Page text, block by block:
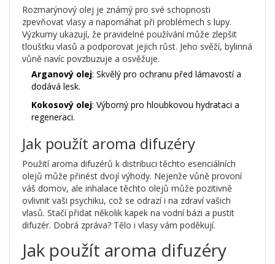
Rozmarýnový olej je známý pro své schopnosti
zpevňovat vlasy a napomáhat při problémech s lupy.
Výzkumy ukazují, že pravidelné používání může zlepšit
tloušťku vlasů a podporovat jejich růst. Jeho svěží, bylinná
vůně navíc povzbuzuje a osvěžuje.
Arganový olej: Skvělý pro ochranu před lámavostí a
dodává lesk.
Kokosový olej: Výborný pro hloubkovou hydrataci a
regeneraci.
Jak použít aroma difuzéry
Použití aroma difuzérů k distribuci těchto esenciálních
olejů může přinést dvojí výhody. Nejenže vůně provoní
váš domov, ale inhalace těchto olejů může pozitivně
ovlivnit vaši psychiku, což se odrazí i na zdraví vašich
vlasů. Stačí přidat několik kapek na vodní bázi a pustit
difuzér. Dobrá zpráva? Tělo i vlasy vám poděkují.
Jak použít aroma difuzéry